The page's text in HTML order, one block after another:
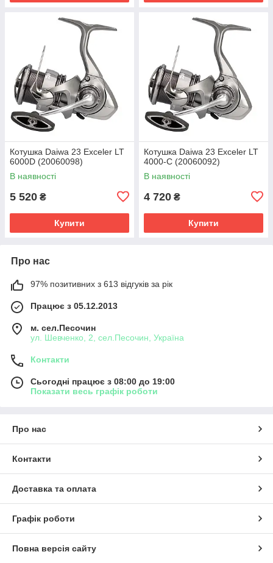
Котушка Daiwa 23 Exceler LT
6000D (20060098)
В наявності
5 520 ₴
Купити
Котушка Daiwa 23 Exceler LT
4000-C (20060092)
В наявності
4 720 ₴
Купити
Про нас
97% позитивних з 613 відгуків за рік
Працює з 05.12.2013
м. сел.Песочин
ул. Шевченко, 2, сел.Песочин, Україна
Контакти
Сьогодні працює з 08:00 до 19:00
Показати весь графік роботи
Про нас
Контакти
Доставка та оплата
Графік роботи
Повна версія сайту